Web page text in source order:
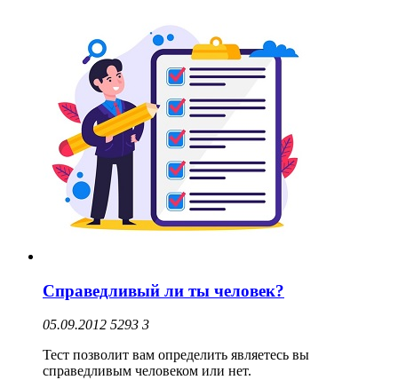
Справедливый ли ты человек?
05.09.2012 5293 3
Тест позволит вам определить являетесь вы
справедливым человеком или нет.